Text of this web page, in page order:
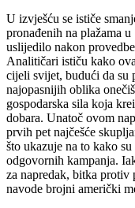
U izvješću se ističe
pronađenih na plažama
uslijedilo nakon
Analitičari ističu kako
cijeli svijet, budući da su
najopasnijih oblika
gospodarska sila koja
dobara. Unatoč ovom
prvih pet najčešće
što ukazuje na to kako
odgovornih kampanja.
za napredak, bitka protiv
navode brojni američki